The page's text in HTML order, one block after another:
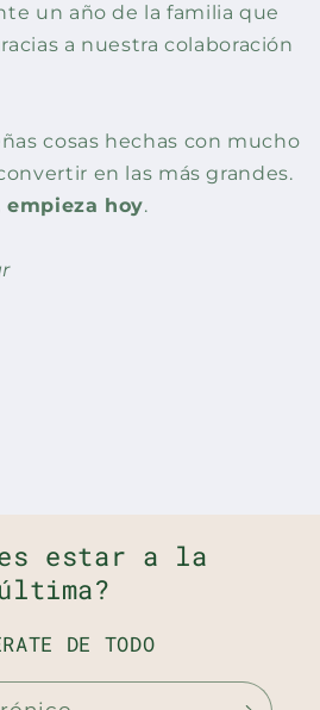
un año de la familia que
a nuestra colaboración
cosas hechas con mucho
en las más grandes.
hoy.
estar a la
última?
DE TODO